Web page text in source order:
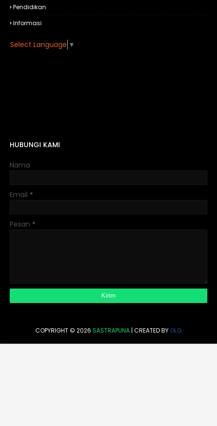
Pendidikan
Informasi
Select Language ▼
HUBUNGI KAMI
Nama
Email *
Pesan *
COPYRIGHT © 2026 SASTRAPUNA | CREATED BY OLG